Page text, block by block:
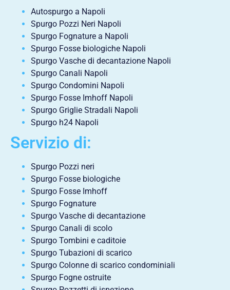
Autospurgo a Napoli
Spurgo Pozzi Neri Napoli
Spurgo Fognature a Napoli
Spurgo Fosse biologiche Napoli
Spurgo Vasche di decantazione Napoli
Spurgo Canali Napoli
Spurgo Condomini Napoli
Spurgo Fosse Imhoff Napoli
Spurgo Griglie Stradali Napoli
Spurgo h24 Napoli
Servizio di:
Spurgo Pozzi neri
Spurgo Fosse biologiche
Spurgo Fosse Imhoff
Spurgo Fognature
Spurgo Vasche di decantazione
Spurgo Canali di scolo
Spurgo Tombini e caditoie
Spurgo Tubazioni di scarico
Spurgo Colonne di scarico condominiali
Spurgo Fogne ostruite